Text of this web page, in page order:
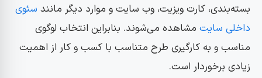
بسته‌بندی، کارت ویزیت، وب سایت و موارد دیگر مانند سئوی
داخلی سایت مشاهده می‌شوند. بنابراین انتخاب لوگوی
مناسب و به کارگیری طرح متناسب با کسب و کار از اهمیت
زیادی برخوردار است.